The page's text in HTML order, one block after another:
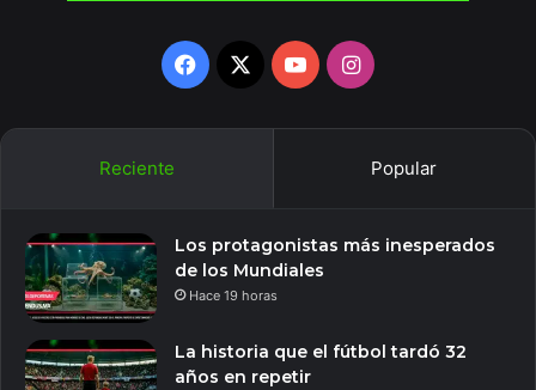
Facebook
X YouTubeInstagram
Reciente Popular
Los protagonistas más inesperados
de los Mundiales
Hace 19 horas
La historia que el fútbol tardó 32
años en repetir